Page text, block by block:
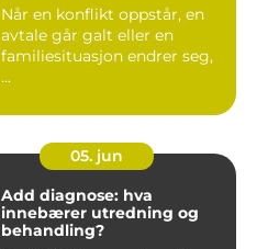
Når en konflikt oppstår, en
avtale går galt eller en
familiesituasjon endrer seg,
...
05. jun
Add diagnose: hva
innebærer utredning og
behandling?